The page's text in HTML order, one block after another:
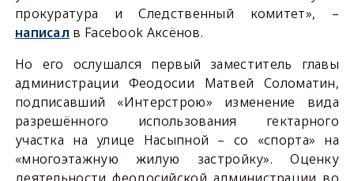
прокуратура и Следственный комитет», –
написал в Facebook Аксёнов.
Но его ослушался первый заместитель главы
администрации Феодосии Матвей Соломатин,
подписавший «Интерстрою» изменение вида
разрешённого использования гектарного
участка на улице Насыпной – со «спорта» на
«многоэтажную жилую застройку». Оценку